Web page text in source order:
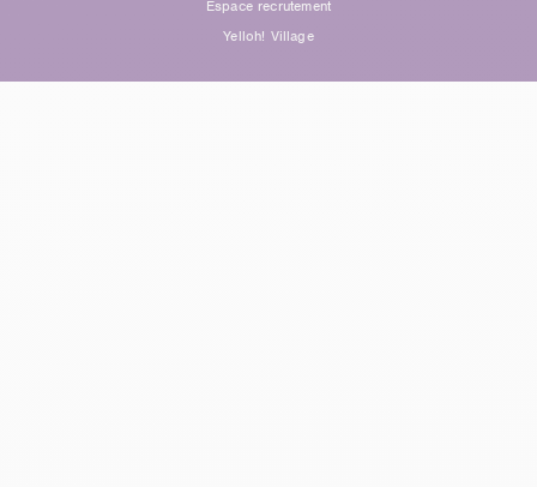
Espace recrutement
Yelloh! Village